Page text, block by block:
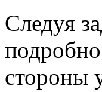
Следуя
стороны